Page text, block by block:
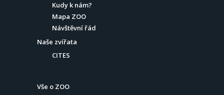
Kudy k nám?
Mapa ZOO
Návštěvní řád
Naše zvířata
CITES
Vše o ZOO